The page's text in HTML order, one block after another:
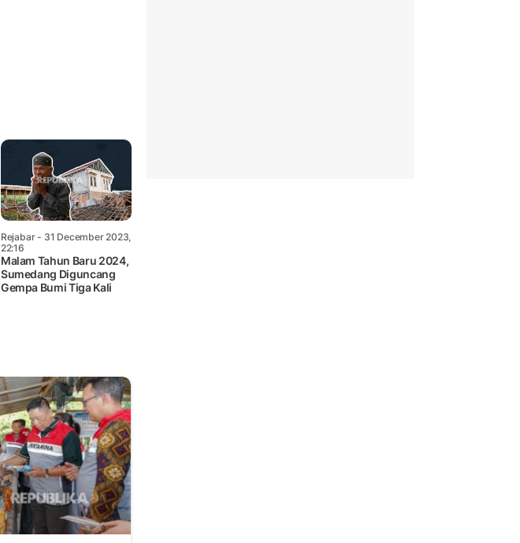
Rejabar- 31 December 2023,
22:16
Malam Tahun Baru 2024,
Sumedang Diguncang
Gempa Bumi Tiga Kali